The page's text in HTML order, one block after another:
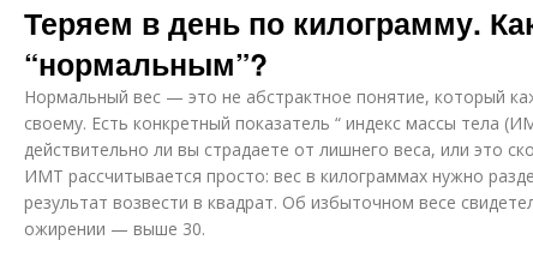
Теряем в день по килограмму.
“нормальным”?
Нормальный вес — это не абстрактное понятие, который
своему. Есть конкретный показатель “ индекс массы тела
действительно ли вы страдаете от лишнего веса, или это
ИМТ рассчитывается просто: вес в килограммах нужно
результат возвести в квадрат. Об избыточном весе
ожирении — выше 30.